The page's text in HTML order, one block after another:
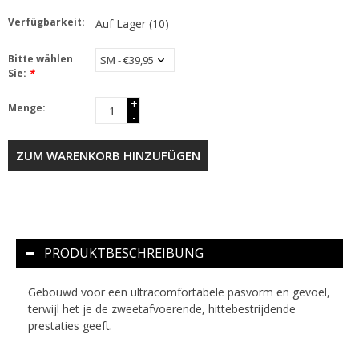
Verfügbarkeit: Auf Lager(10)
Bitte wählen
Sie: *
Menge:
+
-
ZUM WARENKORB HINZUFÜGEN
PRODUKTBESCHREIBUNG
Gebouwd voor een ultracomfortabele pasvorm en gevoel,
terwijl het je de zweetafvoerende, hittebestrijdende
prestaties geeft.